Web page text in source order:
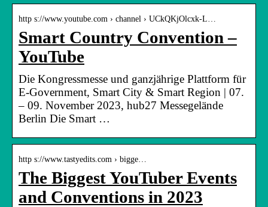
http s://www.youtube.com › channel › UCkQKjOlcxk-L…
Smart Country Convention –
YouTube
Die Kongressmesse und ganzjährige Plattform für
E-Government, Smart City & Smart Region | 07.
– 09. November 2023, hub27 Messegelände
Berlin Die Smart …
http s://www.tastyedits.com › bigge…
The Biggest YouTuber Events
and Conventions in 2023